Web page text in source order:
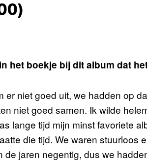
het boekje bij dit album dat
er niet goed uit, we hadden op
niet goed samen. Ik wilde
lange tijd mijn minst favoriete
die tijd. We waren stuurloos
de jaren negentig, dus we